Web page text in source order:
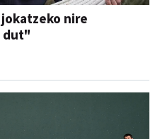
nire
dut"